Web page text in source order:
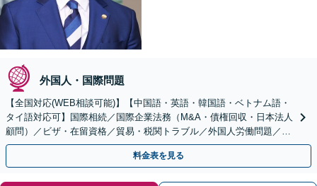
外国人・国際問題
【全国対応(WEB相談可能)】【中国語・英語・韓国語・ベトナム語・
タイ語対応可】国際相続／国際企業法務（M&A・債権回収・日本法人
顧問）／ビザ・在留資格／貿易・税関トラブル／外国人労働問題／外
国人刑事事件など、幅広いご相談に対応可能
料金表を見る